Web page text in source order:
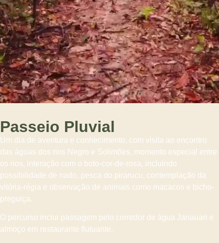
Passeio Pluvial
Um dia de aventura e conhecimento, com visita ao encontro
das águas dos rios Negro e Solimões, momento especial entre
os rios, interação com o boto-cor-de-rosa, incluindo
possibilidade de nado, pesca do pirarucu, contemplação da
vitória-régia e observação de animais como macacos e bicho-
preguiça.
O percurso inclui passagem pelo corredor de água Janauari e
almoço em restaurante flutuante.